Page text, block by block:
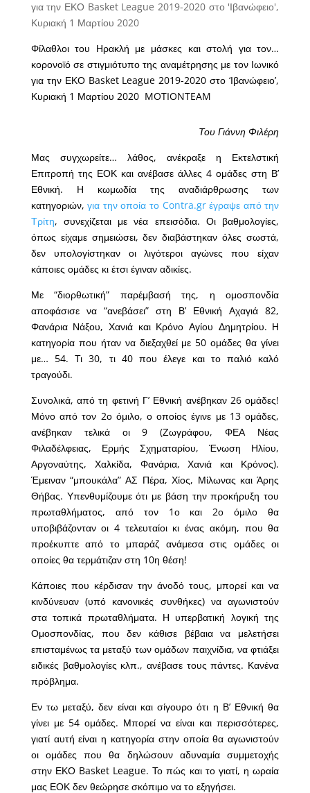
Φίλαθλοι του Ηρακλή με μάσκες και στολή για τον…
κορονοϊό σε στιγμιότυπο της αναμέτρησης με τον Ιωνικό
για την ΕΚΟ Basket League 2019-2020 στο ‘Ιβανώφειο’,
Κυριακή 1 Μαρτίου 2020 MOTIONTEAM
Του Γιάννη Φιλέρη
Μας συγχωρείτε… λάθος, ανέκραξε η Εκτελστική
Επιτροπή της ΕΟΚ και ανέβασε άλλες 4 ομάδες στη Β’
Εθνική. Η κωμωδία της αναδιάρθρωσης των
κατηγοριών, για την οποία το Contra.gr έγραψε από την
Τρίτη, συνεχίζεται με νέα επεισόδια. Οι βαθμολογίες,
όπως είχαμε σημειώσει, δεν διαβάστηκαν όλες σωστά,
δεν υπολογίστηκαν οι λιγότεροι αγώνες που είχαν
κάποιες ομάδες κι έτσι έγιναν αδικίες.
Με “διορθωτική” παρέμβασή της, η ομοσπονδία
αποφάσισε να “ανεβάσει” στη Β’ Εθνική Αχαγιά 82,
Φανάρια Νάξου, Χανιά και Κρόνο Αγίου Δημητρίου. Η
κατηγορία που ήταν να διεξαχθεί με 50 ομάδες θα γίνει
με… 54. Τι 30, τι 40 που έλεγε και το παλιό καλό
τραγούδι.
Συνολικά, από τη φετινή Γ’ Εθνική ανέβηκαν 26 ομάδες!
Μόνο από τον 2ο όμιλο, ο οποίος έγινε με 13 ομάδες,
ανέβηκαν τελικά οι 9 (Ζωγράφου, ΦΕΑ Νέας
Φιλαδέλφειας, Ερμής Σχηματαρίου, Ένωση Ηλίου,
Αργοναύτης, Χαλκίδα, Φανάρια, Χανιά και Κρόνος).
Έμειναν “μπουκάλα” ΑΣ Πέρα, Χίος, Μίλωνας και Άρης
Θήβας. Υπενθυμίζουμε ότι με βάση την προκήρυξη του
πρωταθλήματος, από τον 1ο και 2ο όμιλο θα
υποβιβάζονταν οι 4 τελευταίοι κι ένας ακόμη, που θα
προέκυπτε από το μπαράζ ανάμεσα στις ομάδες οι
οποίες θα τερμάτιζαν στη 10η θέση!
Κάποιες που κέρδισαν την άνοδό τους, μπορεί και να
κινδύνευαν (υπό κανονικές συνθήκες) να αγωνιστούν
στα τοπικά πρωταθλήματα. Η υπερβατική λογική της
Ομοσπονδίας, που δεν κάθισε βέβαια να μελετήσει
επισταμένως τα μεταξύ των ομάδων παιχνίδια, να φτιάξει
ειδικές βαθμολογίες κλπ., ανέβασε τους πάντες. Κανένα
πρόβλημα.
Εν τω μεταξύ, δεν είναι και σίγουρο ότι η Β’ Εθνική θα
γίνει με 54 ομάδες. Μπορεί να είναι και περισσότερες,
γιατί αυτή είναι η κατηγορία στην οποία θα αγωνιστούν
οι ομάδες που θα δηλώσουν αδυναμία συμμετοχής
στην ΕΚΟ Basket League. Το πώς και το γιατί, η ωραία
μας ΕΟΚ δεν θεώρησε σκόπιμο να το εξηγήσει.